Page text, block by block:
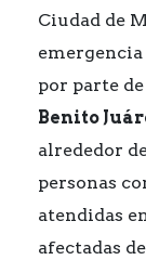
Ciudad de
por parte
Benito
alrededor
personas
atendidas
afectadas